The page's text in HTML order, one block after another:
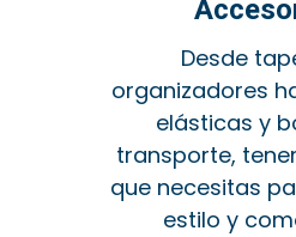
Desde
organizadores
elásticas y
transporte,
que necesitas
estilo y